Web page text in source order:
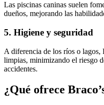
Las piscinas caninas suelen
dueños, mejorando las
5. Higiene y seguridad
A diferencia de los ríos o lagos,
limpias, minimizando el riesgo
accidentes.
¿Qué ofrece